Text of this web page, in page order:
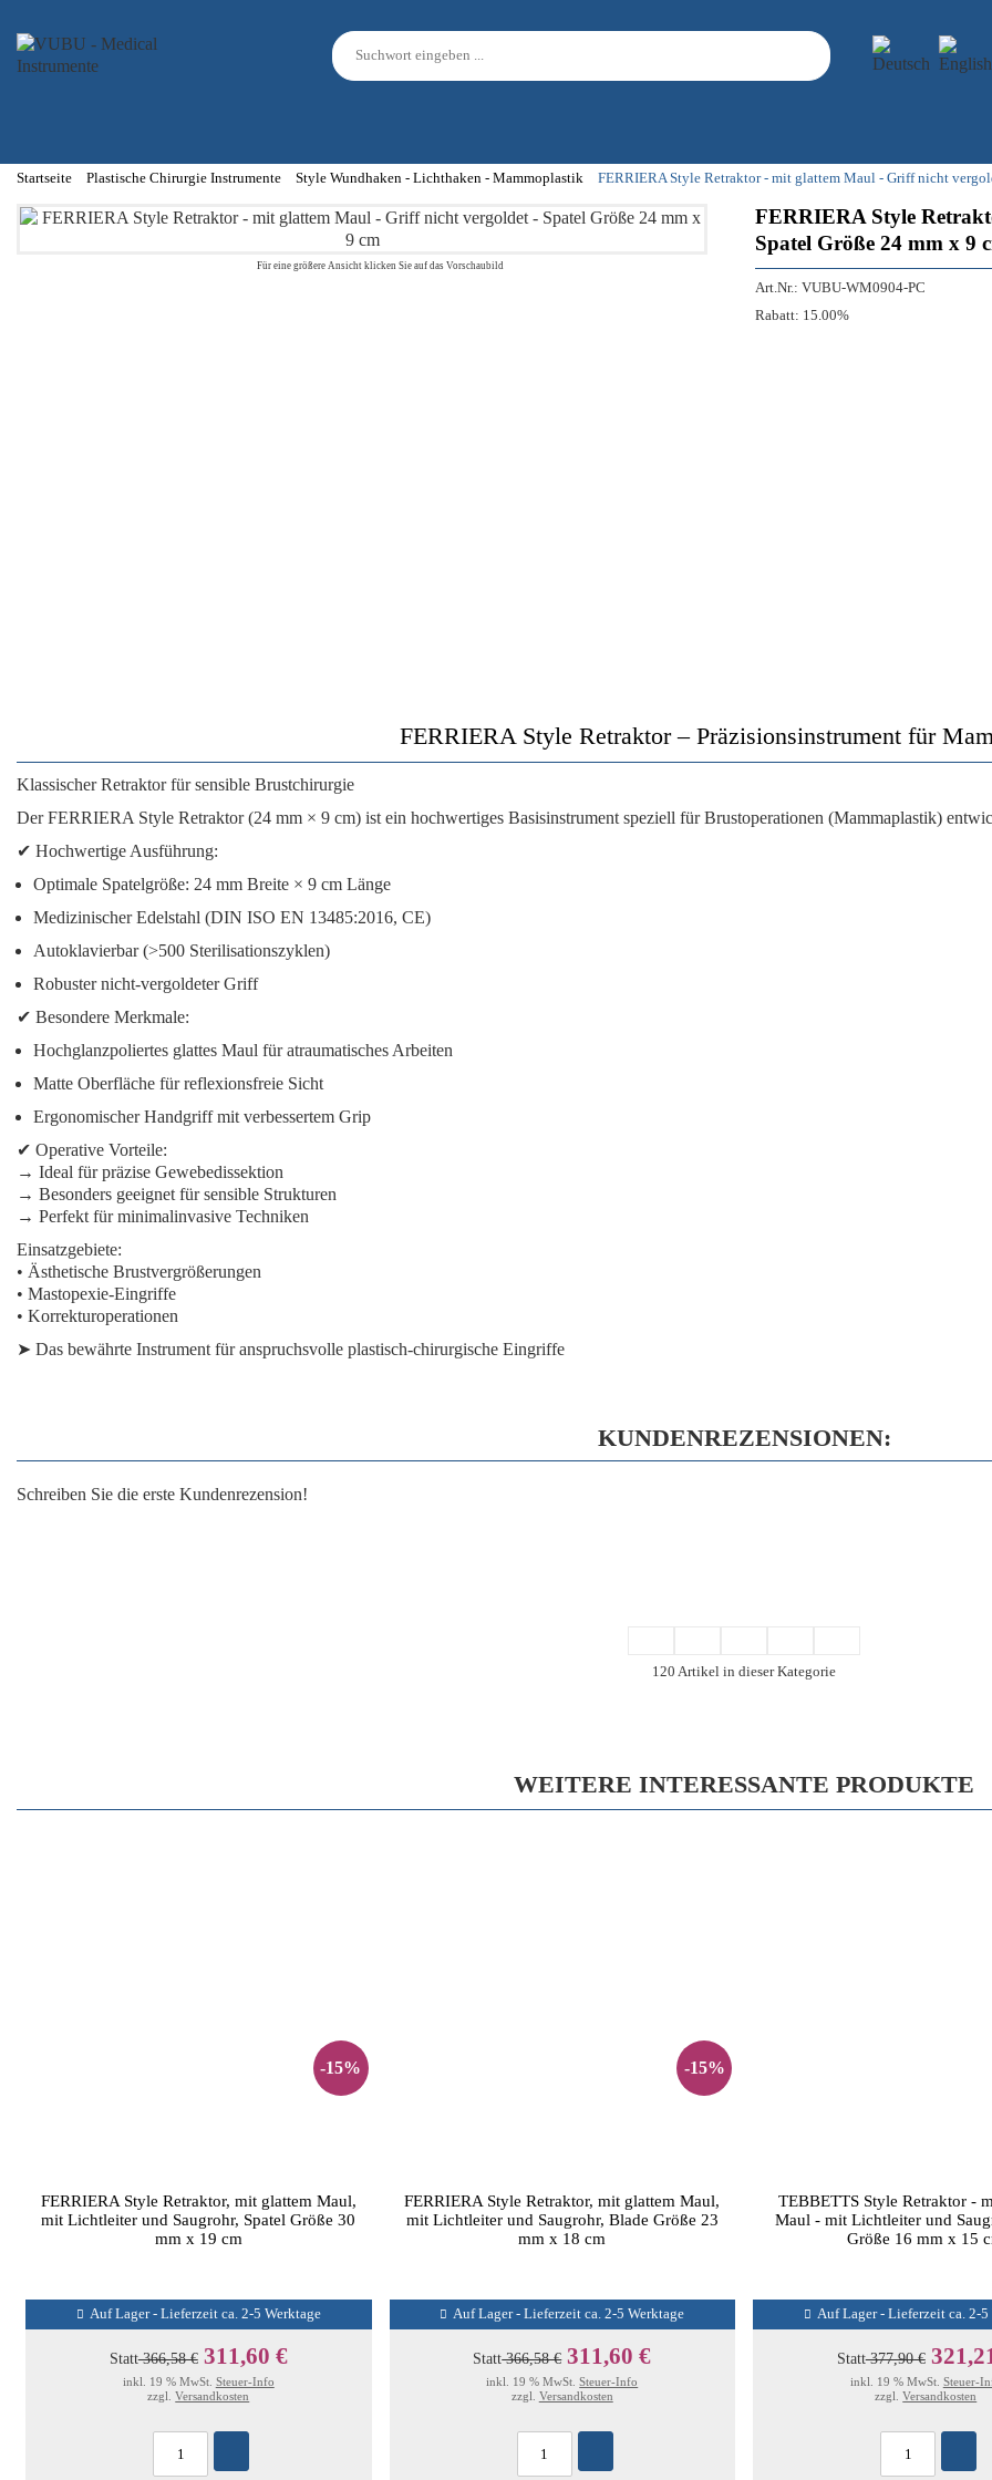
Startseite Plastische Chirurgie Instrumente Style Wundhaken - Lichthaken - Mammoplastik FERRIERA Style Retraktor - mit glattem Maul - Griff nicht
Für eine größere Ansicht klicken Sie auf das Vorschaubild
FERRIERA Style
Spatel Größe 24 mm x 9
Art.Nr.: VUBU-WM0904-PC
Rabatt: 15.00%
FERRIERA Style Retraktor – Präzisionsinstrument für
Klassischer Retraktor für sensible Brustchirurgie
DerFERRIERA Style Retraktor(24 mm × 9 cm) ist ein hochwertiges Basisinstrument speziell fürBrustoperationen (Mammaplastik)
✔ Hochwertige Ausführung:
Optimale Spatelgröße: 24 mm Breite × 9 cm Länge
Medizinischer Edelstahl (DIN ISO EN 13485:2016, CE)
Autoklavierbar(>500 Sterilisationszyklen)
Robuster nicht-vergoldeter Griff
✔ Besondere Merkmale:
Hochglanzpoliertes glattes Maul für atraumatisches Arbeiten
Matte Oberfläche für reflexionsfreie Sicht
Ergonomischer Handgriffmit verbessertem Grip
✔ Operative Vorteile:
→ Ideal für präzise Gewebedissektion
→ Besonders geeignet für sensible Strukturen
→ Perfekt für minimalinvasive Techniken
Einsatzgebiete:
• Ästhetische Brustvergrößerungen
• Mastopexie-Eingriffe
• Korrekturoperationen
➤ Das bewährte Instrument für anspruchsvolle plastisch-chirurgische Eingriffe
KUNDENREZENSIONEN:
Schreiben Sie die erste Kundenrezension!
120 Artikel in dieser Kategorie
WEITERE INTERESSANTE PRODUKTE
-15%
FERRIERA Style Retraktor, mit glattem Maul,
mit Lichtleiter und Saugrohr, Spatel Größe 30
mm x 19 cm
Auf Lager - Lieferzeit ca. 2-5 Werktage
Statt366,58 € 311,60 €
inkl. 19 % MwSt. Steuer-Info
zzgl.Versandkosten
-15%
FERRIERA Style Retraktor, mit glattem Maul,
mit Lichtleiter und Saugrohr, Blade Größe 23
mm x 18 cm
Auf Lager - Lieferzeit ca. 2-5 Werktage
Statt366,58 € 311,60 €
inkl. 19 % MwSt.Steuer-Info
zzgl. Versandkosten
TEBBETTS Style Retraktor -
Maul - mit Lichtleiter und
Größe 16 mm x 15
Auf Lager - Lieferzeit ca. 2-5
Statt377,90 €
inkl. 19 % MwSt. Steuer-
zzgl.Versandkosten